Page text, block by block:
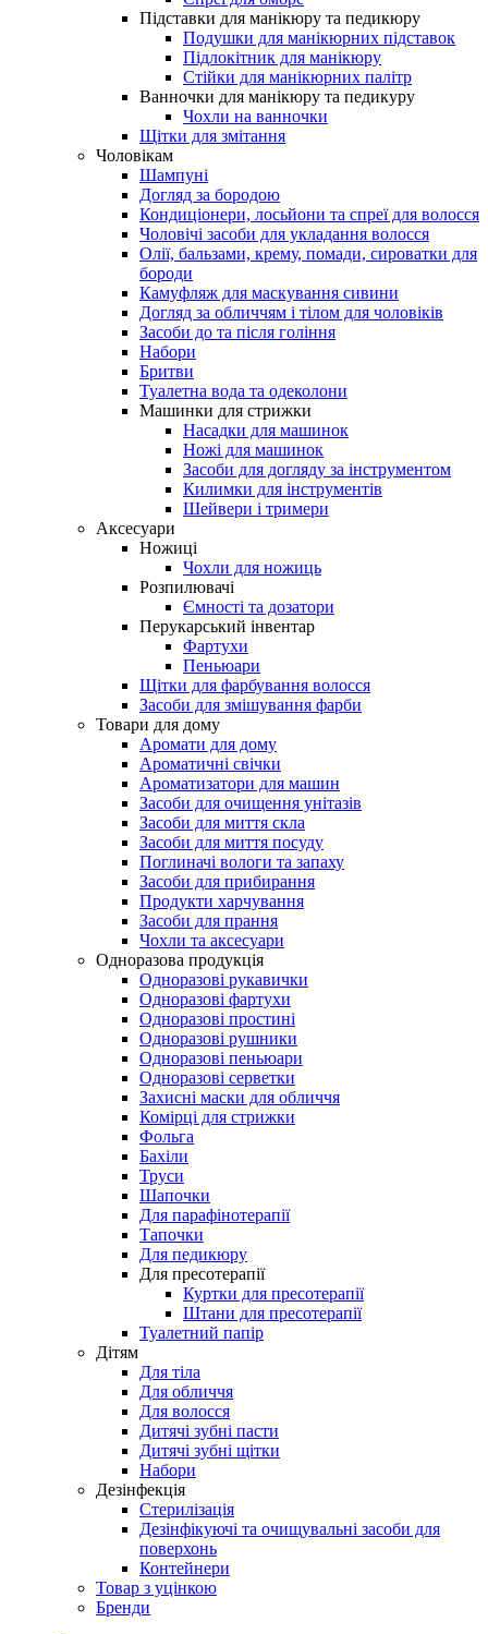
Підставки для манікюру та педикюру
Подушки для манікюрних підставок
Підлокітник для манікюру
Стійки для манікюрних палітр
Ванночки для манікюру та педикуру
Чохли на ванночки
Щітки для змітання
Чоловікам
Шампуні
Догляд за бородою
Кондиціонери, лосьйони та спреї для волосся
Чоловічі засоби для укладання волосся
Олії, бальзами, крему, помади, сироватки для
бороди
Камуфляж для маскування сивини
Догляд за обличчям і тілом для чоловіків
Засоби до та після гоління
Набори
Бритви
Туалетна вода та одеколони
Машинки для стрижки
Насадки для машинок
Ножі для машинок
Засоби для догляду за інструментом
Килимки для інструментів
Шейвери і тримери
Аксесуари
Ножиці
Чохли для ножиць
Розпилювачі
Ємності та дозатори
Перукарський інвентар
Фартухи
Пеньюари
Щітки для фарбування волосся
Засоби для змішування фарби
Товари для дому
Аромати для дому
Ароматичні свічки
Ароматизатори для машин
Засоби для очищення унітазів
Засоби для миття скла
Засоби для миття посуду
Поглиначі вологи та запаху
Засоби для прибирання
Продукти харчування
Засоби для прання
Чохли та аксесуари
Одноразова продукція
Одноразові рукавички
Одноразові фартухи
Одноразові простині
Одноразові рушники
Одноразові пеньюари
Одноразові серветки
Захисні маски для обличчя
Комірці для стрижки
Фольга
Бахіли
Труси
Шапочки
Для парафінотерапії
Тапочки
Для педикюру
Для пресотерапії
Куртки для пресотерапії
Штани для пресотерапії
Туалетний папір
Дітям
Для тіла
Для обличчя
Для волосся
Дитячі зубні пасти
Дитячі зубні щітки
Набори
Дезінфекція
Стерилізація
Дезінфікуючі та очищувальні засоби для
поверхонь
Контейнери
Товар з уцінкою
Бренди